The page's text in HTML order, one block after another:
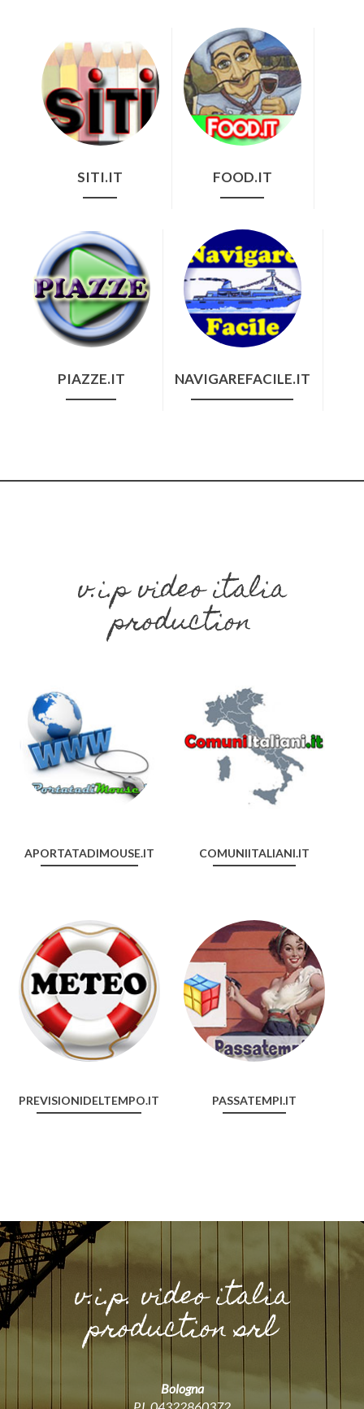
SITI.IT FOOD.IT
PIAZZE.IT NAVIGAREFACILE.IT
v.i.p video italia
production
APORTATADIMOUSE.IT COMUNIITALIANI.IT
PREVISIONIDELTEMPO.IT PASSATEMPI.IT
v.i.p. video italia
production srl
Bologna